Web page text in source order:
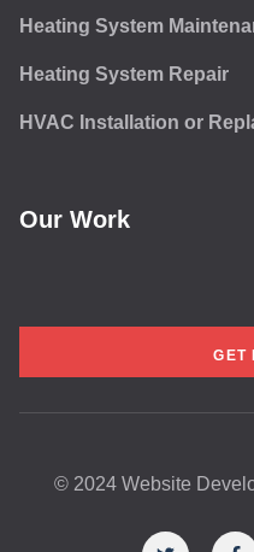
Heating System
Heating System Repair
HVAC Installation or
Our Work
GET
© 2024 Website